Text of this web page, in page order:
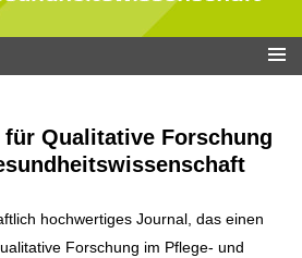
Qualitative Forschung
hochwertiges Journal, das einen
Forschung im Pflege- und